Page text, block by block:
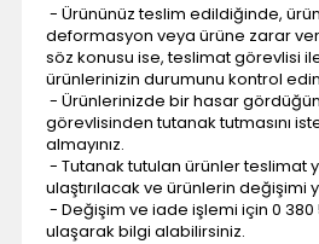
- Ürününüz teslim edildiğinde,
deformasyon veya ürüne zarar
söz konusu ise, teslimat görevlisi
ürünlerinizin durumunu kontrol
- Ürünlerinizde bir hasar
görevlisinden tutanak tutmasını
almayınız.
- Tutanak tutulan ürünler teslimat
ulaştırılacak ve ürünlerin değişimi
- Değişim ve iade işlemi için 0 380
ulaşarak bilgi alabilirsiniz.